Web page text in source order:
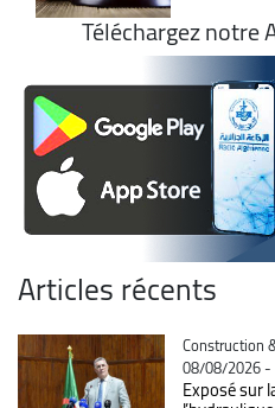
Téléchargez notre
Articles récents
Catégorie
Construction
08/08/2026 -
Exposé sur